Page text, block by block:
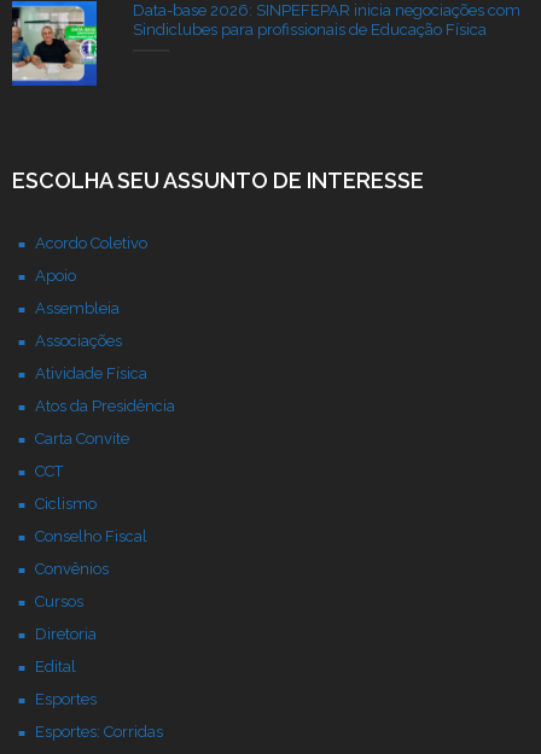
Data-base 2026: SINPEFEPAR inicia negociações com
Sindiclubes para profissionais de Educação Física
ESCOLHA SEU ASSUNTO DE INTERESSE
Acordo Coletivo
Apoio
Assembleia
Associações
Atividade Física
Atos da Presidência
Carta Convite
CCT
Ciclismo
Conselho Fiscal
Convênios
Cursos
Diretoria
Edital
Esportes
Esportes: Corridas